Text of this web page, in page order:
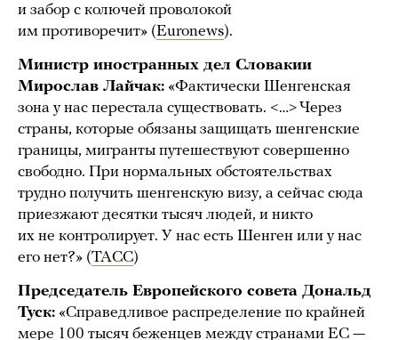
и забор с колючей проволокой
им противоречит» (Euronews).
Министр иностранных дел Словакии
Мирослав Лайчак: «Фактически Шенгенская
зона у нас перестала существовать. <…> Через
страны, которые обязаны защищать шенгенские
границы, мигранты путешествуют совершенно
свободно. При нормальных обстоятельствах
трудно получить шенгенскую визу, а сейчас сюда
приезжают десятки тысяч людей, и никто
их не контролирует. У нас есть Шенген или у нас
его нет?» (ТАСС)
Председатель Европейского совета Дональд
Туск: «Справедливое распределение по крайней
мере 100 тысяч беженцев между странами ЕС —